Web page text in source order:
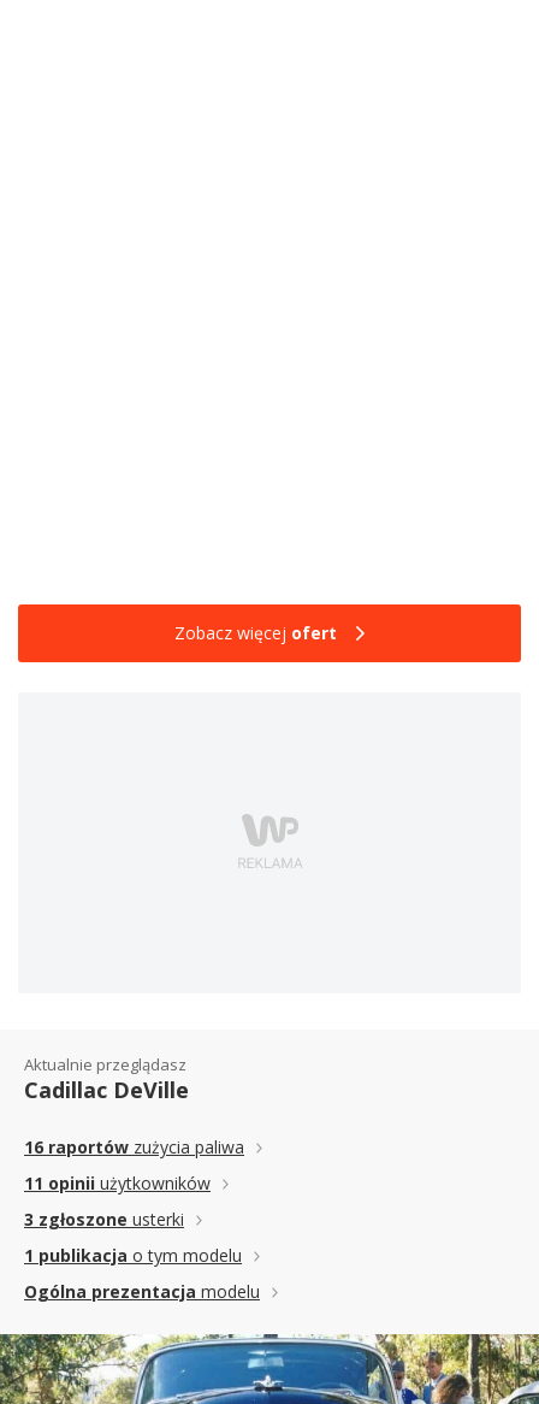
Zobacz więcej ofert
Aktualnie przeglądasz
Cadillac DeVille
16 raportów zużycia paliwa
11 opinii użytkowników
3 zgłoszone usterki
1 publikacja o tym modelu
Ogólna prezentacja modelu